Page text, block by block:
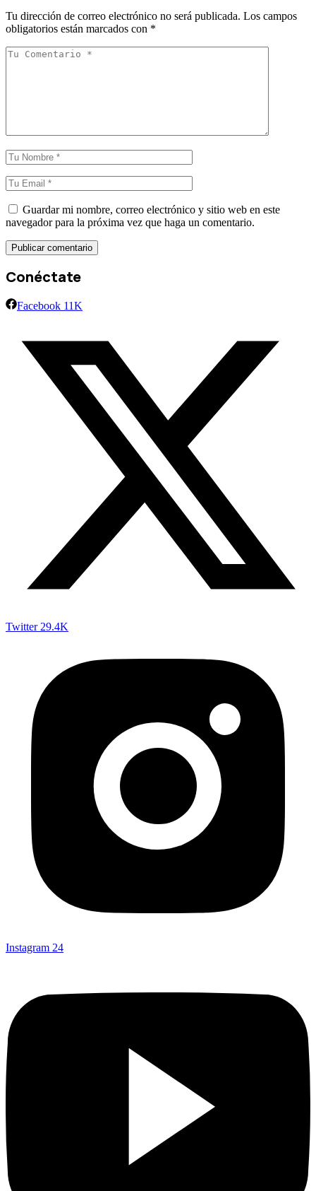
Tu dirección de correo electrónico no será publicada. Los campos
obligatorios están marcados con *
Guardar mi nombre, correo electrónico y sitio web en este
navegador para la próxima vez que haga un comentario.
Conéctate
Facebook 11K
Twitter 29.4K
Instagram 24